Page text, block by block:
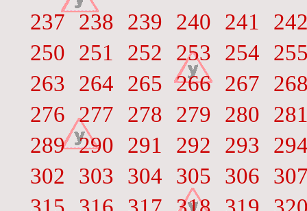
237
238 239 240 241
250
251 252 253 254
263
264 265 266 267
276 277 278 279 280
289 290 291 292 293
302
303 304 305 306